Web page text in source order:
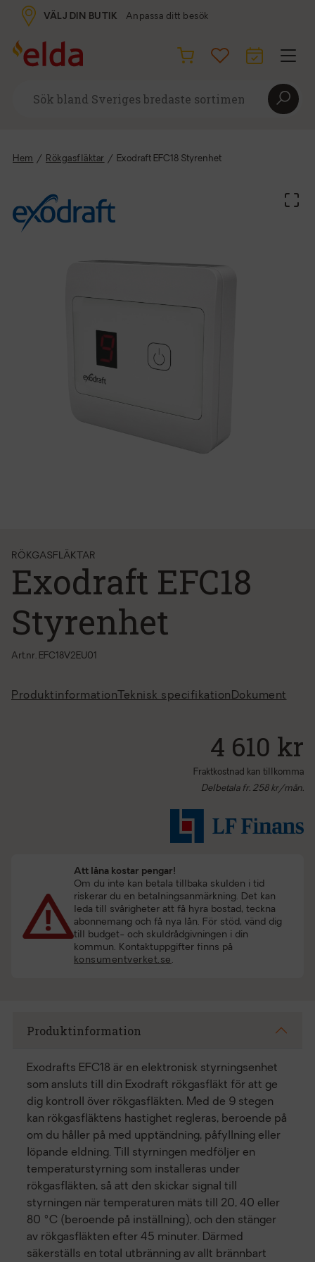
VÄLJ DIN BUTIK Anpassa ditt besök
Hem / Rökgasfläktar / Exodraft EFC18 Styrenhet
RÖKGASFLÄKTAR
Exodraft EFC18
Styrenhet
Art.nr. EFC18V2EU01
Produktinformation Teknisk specifikation Dokument
4 610 kr
Fraktkostnad kan tillkomma
Delbetala fr. 258kr/mån.
Att låna kostar pengar!
Om du inte kan betala tillbaka skulden i tid
riskerar du en betalningsanmärkning. Det kan
leda till svårigheter att få hyra bostad, teckna
abonnemang och få nya lån. För stöd, vänd dig
till budget- och skuldrådgivningen i din
kommun. Kontaktuppgifter finns på
konsumentverket.se .
Produktinformation
Exodrafts EFC18 är en elektronisk styrningsenhet
som ansluts till din Exodraft rökgasfläkt för att ge
dig kontroll över rökgasfläkten. Med de 9 stegen
kan rökgasfläktens hastighet regleras, beroende på
om du håller på med upptändning, påfyllning eller
löpande eldning. Till styrningen medföljer en
temperaturstyrning som installeras under
rökgasfläkten, så att den skickar signal till
styrningen när temperaturen mäts till 20, 40 eller
80 °C (beroende på inställning), och den stänger
av rökgasfläkten efter 45 minuter. Därmed
säkerställs en total utbränning av allt brännbart